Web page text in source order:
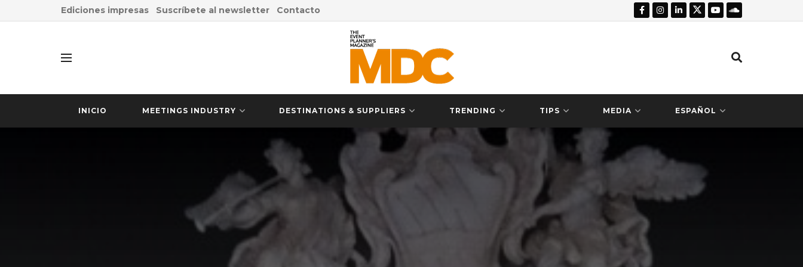
Ediciones impresas Suscríbete al newsletter Contacto
INICIO MEETINGS INDUSTRY DESTINATIONS & SUPPLIERS TRENDING TIPS MEDIA ESPAÑOL